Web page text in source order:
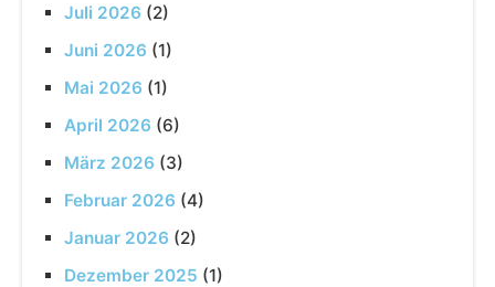
Juli 2026 (2)
Juni 2026 (1)
Mai 2026 (1)
April 2026 (6)
März 2026 (3)
Februar 2026 (4)
Januar 2026 (2)
Dezember 2025 (1)